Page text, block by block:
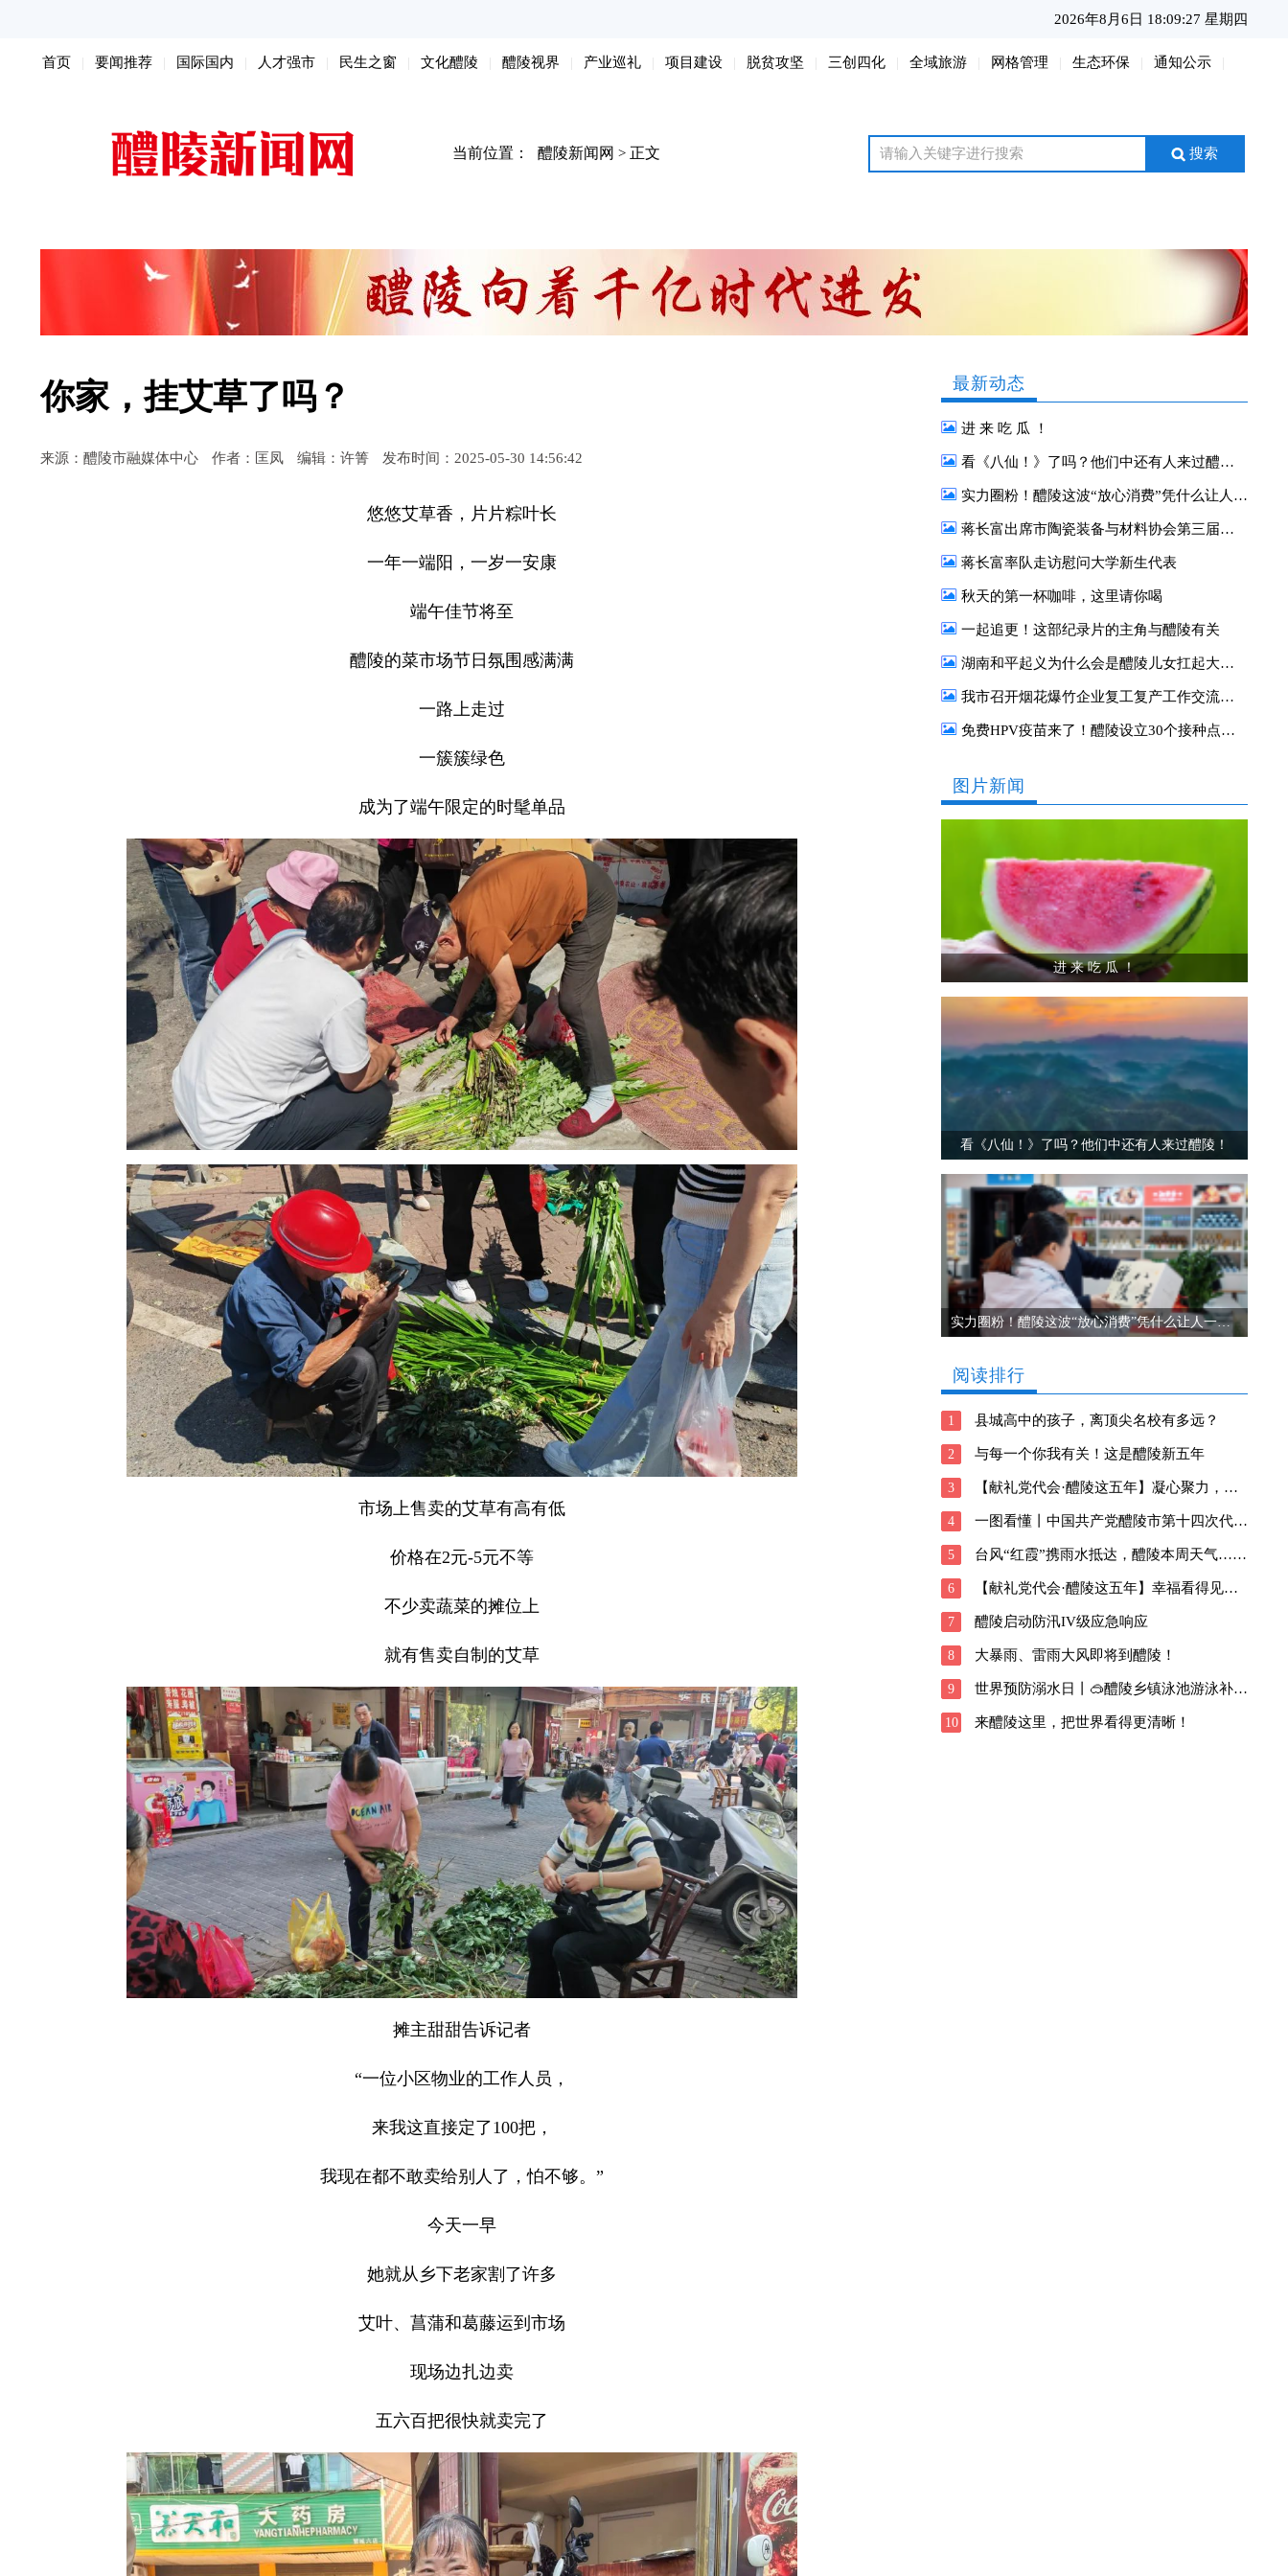
2026年8月6日 18:09:28 星期四
首页 要闻推荐 国际国内 人才强市 民生之窗 文化醴陵 醴陵视界 产业巡礼 项目建设 脱贫攻坚 三创四化 全域旅游 网格管理 生态环保 通知公示
当前位置： 醴陵新闻网 > 正文 搜索
你家，挂艾草了吗？
来源：醴陵市融媒体中心 作者：匡凤 编辑：许箐 发布时间：2025-05-30 14:56:42
悠悠艾草香，片片粽叶长
一年一端阳，一岁一安康
端午佳节将至
醴陵的菜市场节日氛围感满满
一路上走过
一簇簇绿色
成为了端午限定的时髦单品
市场上售卖的艾草有高有低
价格在2元-5元不等
不少卖蔬菜的摊位上
就有售卖自制的艾草
摊主甜甜告诉记者
“一位小区物业的工作人员，
来我这直接定了100把，
我现在都不敢卖给别人了，怕不够。”
今天一早
她就从乡下老家割了许多
艾叶、菖蒲和葛藤运到市场
现场边扎边卖
五六百把很快就卖完了
最新动态
进 来 吃 瓜 ！
看《八仙！》了吗？他们中还有人来过醴陵！
实力圈粉！醴陵这波“放心消费”凭什么让人一来再来？
蒋长富出席市陶瓷装备与材料协会第三届二次会员大会
蒋长富率队走访慰问大学新生代表
秋天的第一杯咖啡，这里请你喝
一起追更！这部纪录片的主角与醴陵有关
湖南和平起义为什么会是醴陵儿女扛起大旗？
我市召开烟花爆竹企业复工复产工作交流座谈会
免费HPV疫苗来了！醴陵设立30个接种点，你关心的接种事项，速戳了解→
图片新闻
进 来 吃 瓜 ！
看《八仙！》了吗？他们中还有人来过醴陵！
实力圈粉！醴陵这波“放心消费”凭什么让人一来再来？
阅读排行
1 县城高中的孩子，离顶尖名校有多远？
2 与每一个你我有关！这是醴陵新五年
3 【献礼党代会·醴陵这五年】凝心聚力，向善前行！醴陵深耕瓷都新风貌
4 一图看懂丨中国共产党醴陵市第十四次代表大会报告
5 台风“红霞”携雨水抵达，醴陵本周天气……
6 【献礼党代会·醴陵这五年】幸福看得见！醴陵交出这样的民生答卷
7 醴陵启动防汛IV级应急响应
8 大暴雨、雷雨大风即将到醴陵！
9 世界预防溺水日丨🥽醴陵乡镇泳池游泳补贴信息请查收→
10 来醴陵这里，把世界看得更清晰！